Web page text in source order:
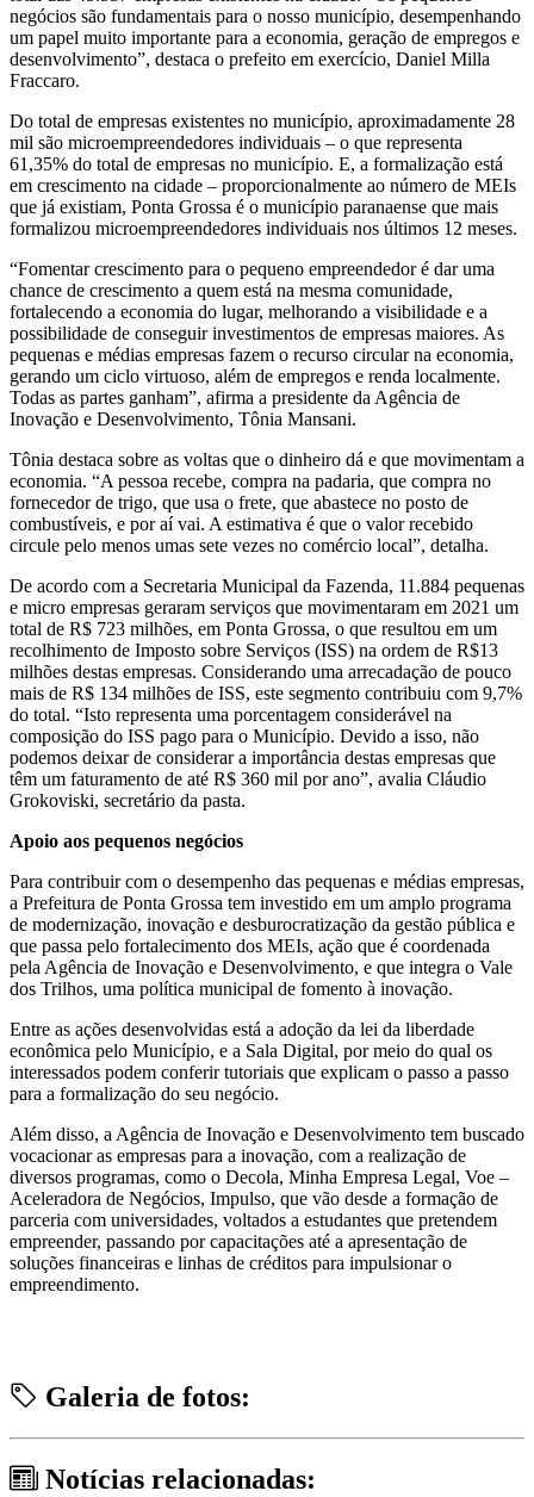
negócios são fundamentais para o nosso município, desempenhando
um papel muito importante para a economia, geração de empregos e
desenvolvimento”, destaca o prefeito em exercício, Daniel Milla
Fraccaro.
Do total de empresas existentes no município, aproximadamente 28
mil são microempreendedores individuais – o que representa
61,35% do total de empresas no município. E, a formalização está
em crescimento na cidade – proporcionalmente ao número de MEIs
que já existiam, Ponta Grossa é o município paranaense que mais
formalizou microempreendedores individuais nos últimos 12 meses.
“Fomentar crescimento para o pequeno empreendedor é dar uma
chance de crescimento a quem está na mesma comunidade,
fortalecendo a economia do lugar, melhorando a visibilidade e a
possibilidade de conseguir investimentos de empresas maiores. As
pequenas e médias empresas fazem o recurso circular na economia,
gerando um ciclo virtuoso, além de empregos e renda localmente.
Todas as partes ganham”, afirma a presidente da Agência de
Inovação e Desenvolvimento, Tônia Mansani.
Tônia destaca sobre as voltas que o dinheiro dá e que movimentam a
economia. “A pessoa recebe, compra na padaria, que compra no
fornecedor de trigo, que usa o frete, que abastece no posto de
combustíveis, e por aí vai. A estimativa é que o valor recebido
circule pelo menos umas sete vezes no comércio local”, detalha.
De acordo com a Secretaria Municipal da Fazenda, 11.884 pequenas
e micro empresas geraram serviços que movimentaram em 2021 um
total de R$ 723 milhões, em Ponta Grossa, o que resultou em um
recolhimento de Imposto sobre Serviços (ISS) na ordem de R$13
milhões destas empresas. Considerando uma arrecadação de pouco
mais de R$ 134 milhões de ISS, este segmento contribuiu com 9,7%
do total. “Isto representa uma porcentagem considerável na
composição do ISS pago para o Município. Devido a isso, não
podemos deixar de considerar a importância destas empresas que
têm um faturamento de até R$ 360 mil por ano”, avalia Cláudio
Grokoviski, secretário da pasta.
Apoio aos pequenos negócios
Para contribuir com o desempenho das pequenas e médias empresas,
a Prefeitura de Ponta Grossa tem investido em um amplo programa
de modernização, inovação e desburocratização da gestão pública e
que passa pelo fortalecimento dos MEIs, ação que é coordenada
pela Agência de Inovação e Desenvolvimento, e que integra o Vale
dos Trilhos, uma política municipal de fomento à inovação.
Entre as ações desenvolvidas está a adoção da lei da liberdade
econômica pelo Município, e a Sala Digital, por meio do qual os
interessados podem conferir tutoriais que explicam o passo a passo
para a formalização do seu negócio.
Além disso, a Agência de Inovação e Desenvolvimento tem buscado
vocacionar as empresas para a inovação, com a realização de
diversos programas, como o Decola, Minha Empresa Legal, Voe –
Aceleradora de Negócios, Impulso, que vão desde a formação de
parceria com universidades, voltados a estudantes que pretendem
empreender, passando por capacitações até a apresentação de
soluções financeiras e linhas de créditos para impulsionar o
empreendimento.
Galeria de fotos:
Notícias relacionadas: